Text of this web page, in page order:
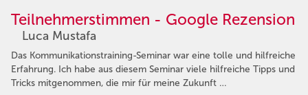
Teilnehmerstimmen - Google Rezension
Luca Mustafa
Das Kommunikationstraining-Seminar war eine tolle und hilfreiche
Erfahrung. Ich habe aus diesem Seminar viele hilfreiche Tipps und
Tricks mitgenommen, die mir für meine Zukunft …